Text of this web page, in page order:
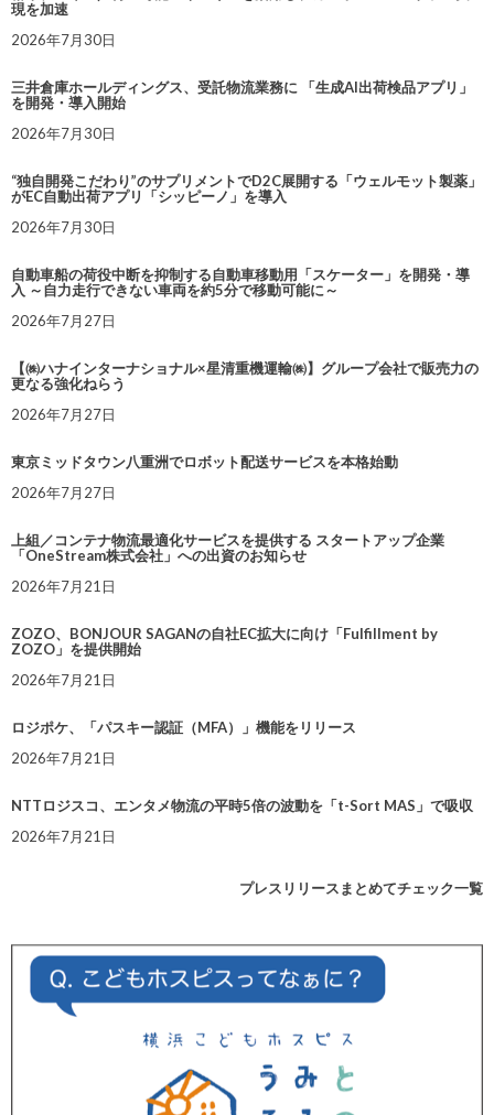
現を加速
2026年7月30日
三井倉庫ホールディングス、受託物流業務に 「生成AI出荷検品アプリ」
を開発・導入開始
2026年7月30日
“独自開発こだわり”のサプリメントでD2C展開する「ウェルモット製薬」
がEC自動出荷アプリ「シッピーノ」を導入
2026年7月30日
自動車船の荷役中断を抑制する自動車移動用「スケーター」を開発・導
入 ～自力走行できない車両を約5分で移動可能に～
2026年7月27日
【㈱ハナインターナショナル×星清重機運輸㈱】グループ会社で販売力の
更なる強化ねらう
2026年7月27日
東京ミッドタウン八重洲でロボット配送サービスを本格始動
2026年7月27日
上組／コンテナ物流最適化サービスを提供する スタートアップ企業
「OneStream株式会社」への出資のお知らせ
2026年7月21日
ZOZO、BONJOUR SAGANの自社EC拡大に向け「Fulfillment by
ZOZO」を提供開始
2026年7月21日
ロジポケ、「パスキー認証（MFA）」機能をリリース
2026年7月21日
NTTロジスコ、エンタメ物流の平時5倍の波動を「t-Sort MAS」で吸収
2026年7月21日
プレスリリースまとめてチェック一覧